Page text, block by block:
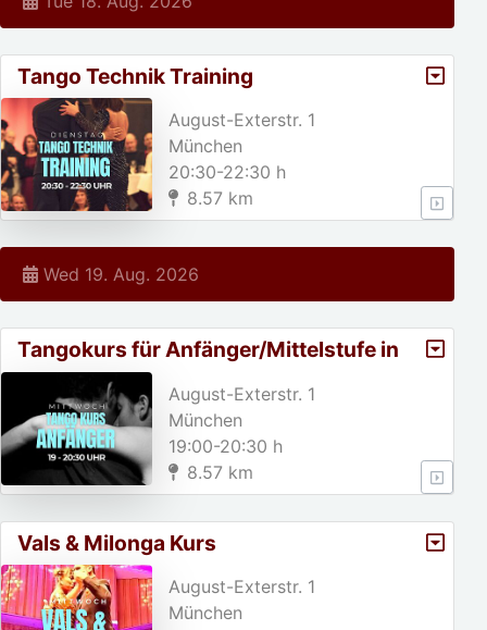
Tango Technik Training
August-Exterstr. 1
München
20:30-22:30 h
8.57 km
Wed 19. Aug. 2026
Tangokurs für Anfänger/Mittelstufe in
München
August-Exterstr. 1
München
19:00-20:30 h
8.57 km
Vals & Milonga Kurs
August-Exterstr. 1
München